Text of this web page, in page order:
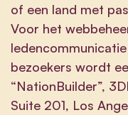
of een land met
Voor het
bezoekers wordt
“NationBuilder”,
Suite 201, Los